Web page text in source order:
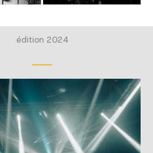
édition 2024